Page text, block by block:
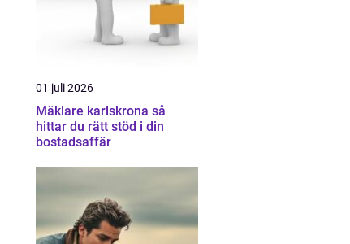
01 juli 2026
Mäklare karlskrona så
hittar du rätt stöd i din
bostadsaffär